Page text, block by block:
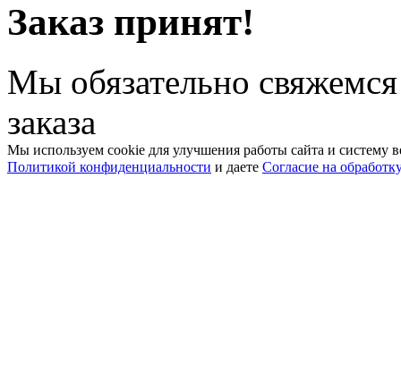
Заказ принят!
Мы обязательно
заказа
Мы используем cookie для улучшения работы сайта и систему
Политикой конфиденциальности и даете Согласие на